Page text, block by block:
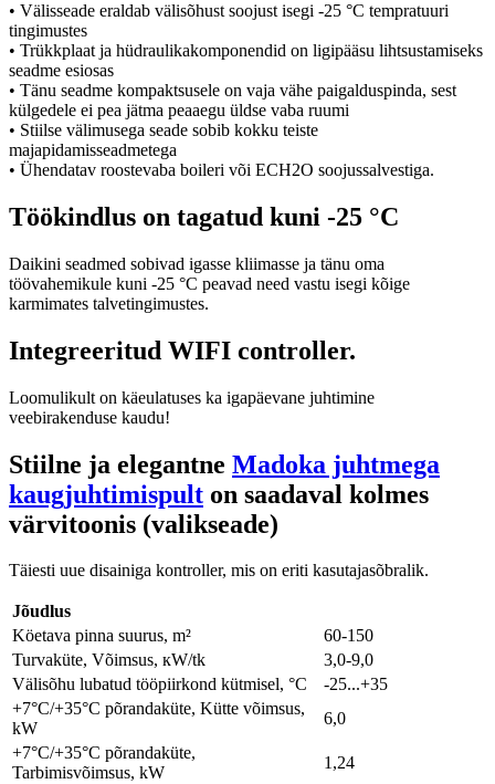
• Välisseade eraldab välisõhust soojust isegi -25 °C tempratuuri
tingimustes
• Trükkplaat ja hüdraulikakomponendid on ligipääsu lihtsustamiseks
seadme esiosas
• Tänu seadme kompaktsusele on vaja vähe paigalduspinda, sest
külgedele ei pea jätma peaaegu üldse vaba ruumi
• Stiilse välimusega seade sobib kokku teiste
majapidamisseadmetega
• Ühendatav roostevaba boileri või ECH2O soojussalvestiga.
Töökindlus on tagatud kuni -25 °C
Daikini seadmed sobivad igasse kliimasse ja tänu oma
töövahemikule kuni -25 °C peavad need vastu isegi kõige
karmimates talvetingimustes.
Integreeritud WIFI controller.
Loomulikult on käeulatuses ka igapäevane juhtimine
veebirakenduse kaudu!
Stiilne ja elegantne Madoka juhtmega
kaugjuhtimispult on saadaval kolmes
värvitoonis (valikseade)
Täiesti uue disainiga kontroller, mis on eriti kasutajasõbralik.
Jõudlus
Köetava pinna suurus, m²
60-150
Turvaküte, Võimsus, кW/tk
3,0-9,0
Välisõhu lubatud tööpiirkond kütmisel, °C
-25...+35
+7°C/+35°C põrandaküte, Kütte võimsus,
kW
6,0
+7°C/+35°C põrandaküte,
Tarbimisvõimsus, kW
1,24